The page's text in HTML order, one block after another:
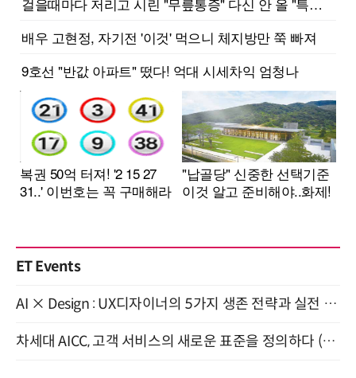
ET Events
AI × Design : UX디자이너의 5가지 생존 전략과 실전 대응 8월 28일 개최
차세대 AICC, 고객 서비스의 새로운 표준을 정의하다 (9/9)